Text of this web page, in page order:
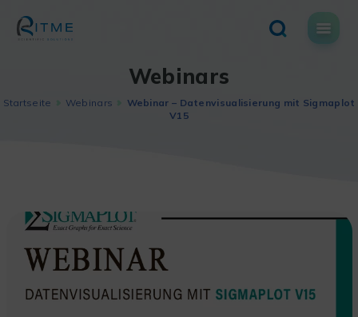
content
Webinars
Startseite Webinars
Webinar – Datenvisualisierung mit Sigmaplot
V15